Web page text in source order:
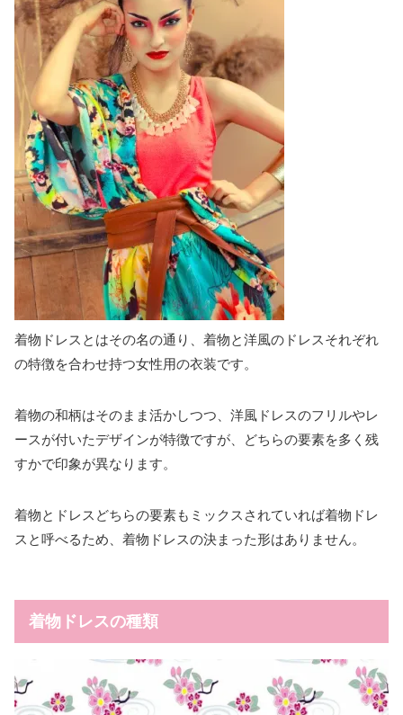
着物ドレスとはその名の通り、着物と洋風のドレスそれぞれ
の特徴を合わせ持つ女性用の衣装です。
着物の和柄はそのまま活かしつつ、洋風ドレスのフリルやレ
ースが付いたデザインが特徴ですが、どちらの要素を多く残
すかで印象が異なります。
着物とドレスどちらの要素もミックスされていれば着物ドレ
スと呼べるため、着物ドレスの決まった形はありません。
着物ドレスの種類